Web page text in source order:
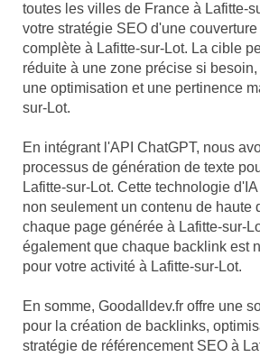
toutes les villes de France à Lafitte-
votre stratégie SEO d'une
complète à Lafitte-sur-Lot. La cible
réduite à une zone précise si
une optimisation et une pertinence
sur-Lot.
En intégrant l'API ChatGPT, nous
processus de génération de texte
Lafitte-sur-Lot. Cette technologie
non seulement un contenu de haute
chaque page générée à Lafitte-sur-
également que chaque backlink est
pour votre activité à Lafitte-sur-Lot.
En somme, Goodalldev.fr offre une
pour la création de backlinks,
stratégie de référencement SEO à